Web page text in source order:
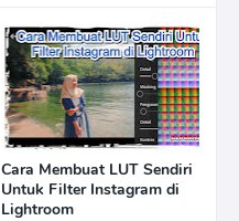
Cara Membuat LUT Sendiri
Untuk Filter Instagram di
Lightroom